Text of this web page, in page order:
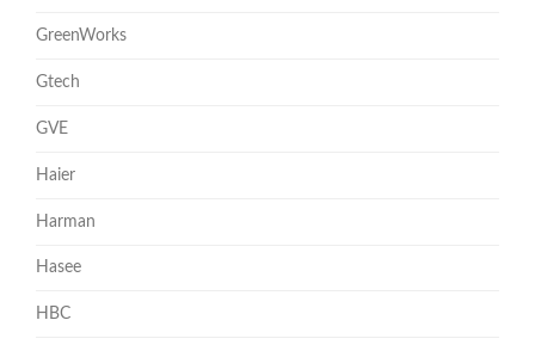
GreenWorks
Gtech
GVE
Haier
Harman
Hasee
HBC